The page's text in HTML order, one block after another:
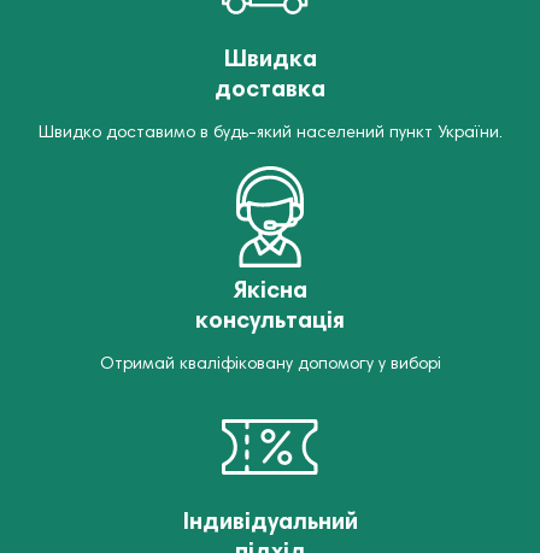
Швидка
доставка
Швидко доставимо в будь-який населений пункт України.
Якісна
консультація
Отримай кваліфіковану допомогу у виборі
Індивідуальний